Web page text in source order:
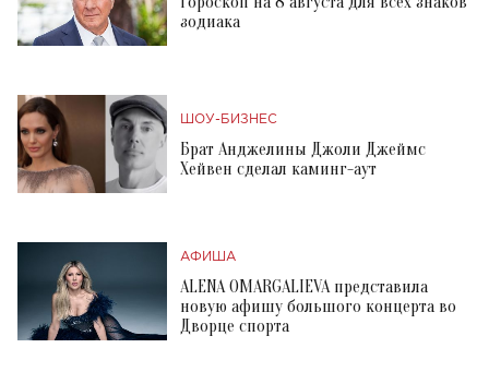
зодиака
ШОУ-БИЗНЕС
Брат Анджелины Джоли Джеймс
Хейвен сделал каминг-аут
АФИША
ALENA OMARGALIEVA представила
новую афишу большого концерта во
Дворце спорта